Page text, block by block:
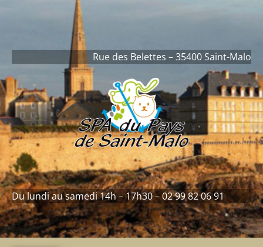
Rue des Belettes – 35400 Saint-Malo
Du lundi au samedi 14h – 17h30 – 02 99 82 06 91